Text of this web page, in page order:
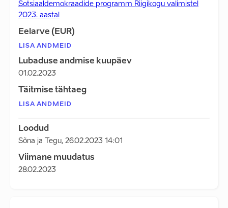
Sotsiaaldemokraadide programm Riigikogu valimistel
2023. aastal
Eelarve (EUR)
LISA ANDMEID
Lubaduse andmise kuupäev
01.02.2023
Täitmise tähtaeg
LISA ANDMEID
Loodud
Sõna ja Tegu, 26.02.2023 14:01
Viimane muudatus
28.02.2023